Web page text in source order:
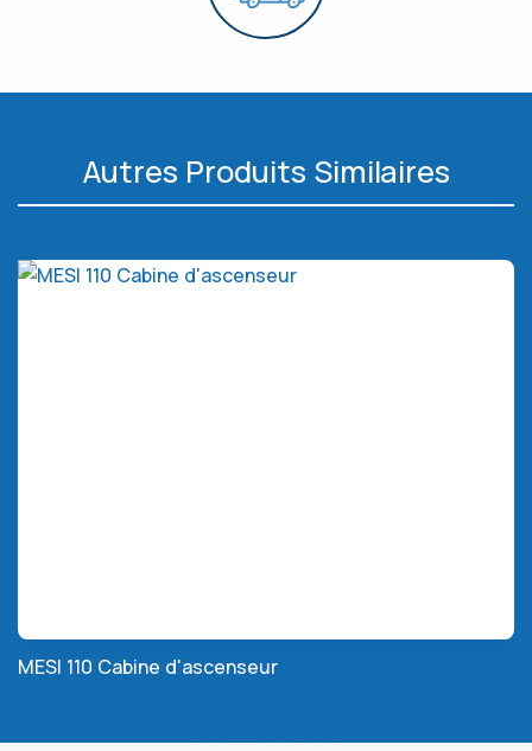
Autres Produits Similaires
MESI 110 Cabine d'ascenseur